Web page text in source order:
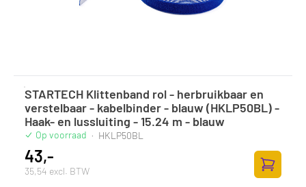
STARTECH Klittenband rol - herbruikbaar en
verstelbaar - kabelbinder - blauw (HKLP50BL) -
Haak- en lussluiting - 15.24 m - blauw
Op voorraad · HKLP50BL
43,-
35,54 excl. BTW